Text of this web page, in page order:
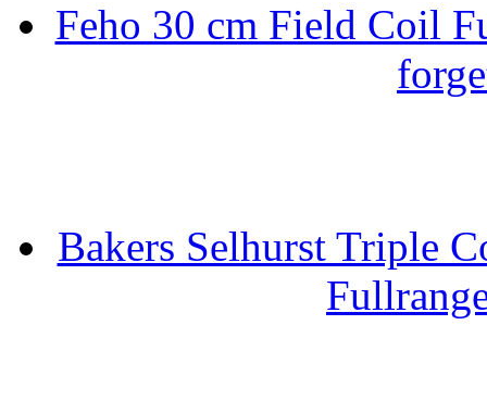
Feho 30 cm Field Coil
Bakers Selhurst Triple